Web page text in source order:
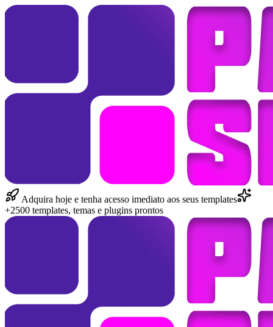
Adquira hoje e tenha acesso imediato aos seus templates
+2500 templates, temas e plugins prontos